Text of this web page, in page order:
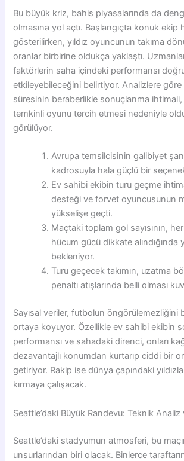
Bu büyük kriz, bahis piyasalarında da
olmasına yol açtı. Başlangıçta konuk ekip
gösterilirken, yıldız oyuncunun takıma
oranlar birbirine oldukça yaklaştı.
faktörlerin saha içindeki performansı
etkileyebileceğini belirtiyor. Analizlere göre
süresinin beraberlikle sonuçlanma ihtimali,
temkinli oyunu tercih etmesi nedeniyle
görülüyor.
Avrupa temsilcisinin galibiyet
kadrosuyla hala güçlü bir
Ev sahibi ekibin turu geçme
desteği ve forvet oyuncusunun
yükselişe geçti.
Maçtaki toplam gol sayısının,
hücum gücü dikkate alındığında
bekleniyor.
Turu geçecek takımın, uzatma
penaltı atışlarında belli olması
Sayısal veriler, futbolun öngörülemezliğini
ortaya koyuyor. Özellikle ev sahibi ekibin
performansı ve sahadaki direnci, onları
dezavantajlı konumdan kurtarıp ciddi bir
getiriyor. Rakip ise dünya çapındaki
kırmaya çalışacak.
Seattle’daki Büyük Randevu: Teknik
Seattle’daki stadyumun atmosferi, bu
unsurlarından biri olacak. Binlerce